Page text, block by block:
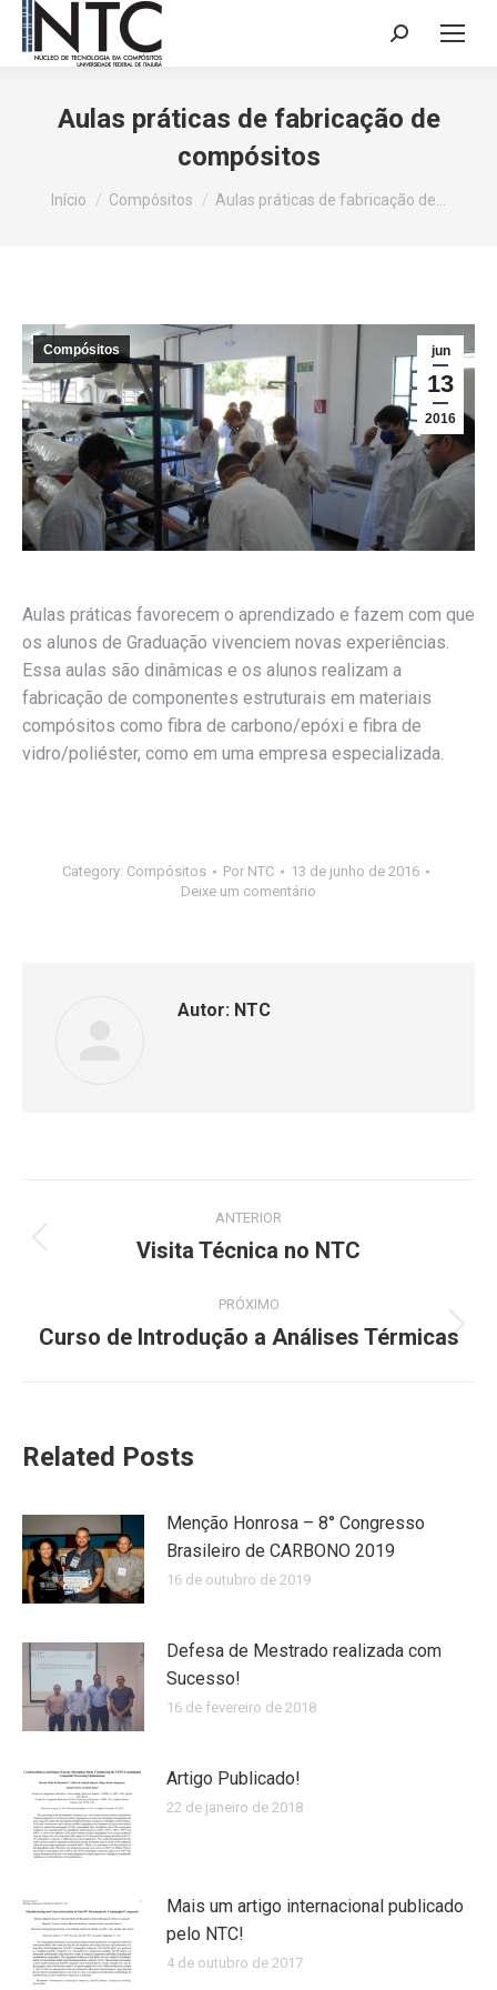
Search:
Aulas práticas de fabricação de
compósitos
Você está aqui:
Início Compósitos Aulas práticas de fabricação de…
jun
13
2016
Compósitos
Aulas práticas favorecem o aprendizado e fazem com que
os alunos de Graduação vivenciem novas experiências.
Essa aulas são dinâmicas e os alunos realizam a
fabricação de componentes estruturais em materiais
compósitos como fibra de carbono/epóxi e fibra de
vidro/poliéster, como em uma empresa especializada.
Category: Compósitos Por NTC
13 de junho de 2016
Deixe um comentário
Autor: NTC
de
ANTERIOR
Post
Visita Técnica no NTC
PRÓXIMO
Próximo
Curso de Introdução a Análises Térmicas
Related Posts
Menção Honrosa – 8° Congresso
Brasileiro de CARBONO 2019
16 de outubro de 2019
Defesa de Mestrado realizada com
Sucesso!
16 de fevereiro de 2018
Artigo Publicado!
22 de janeiro de 2018
Mais um artigo internacional publicado
pelo NTC!
4 de outubro de 2017